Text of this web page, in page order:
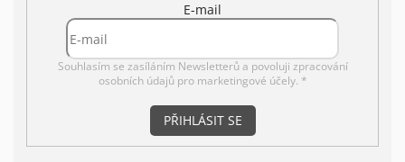
E-mail
Souhlasím se zasíláním Newsletterů a povoluji zpracování
osobních údajů pro marketingové účely. *
PŘIHLÁSIT SE